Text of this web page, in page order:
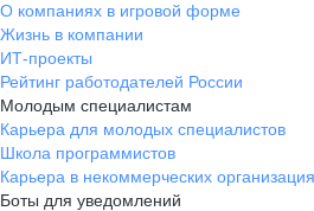
О компаниях в игровой форме
Жизнь в компании
ИТ-проекты
Рейтинг работодателей России
Молодым специалистам
Карьера для молодых специалистов
Школа программистов
Карьера в некоммерческих
Боты для уведомлений